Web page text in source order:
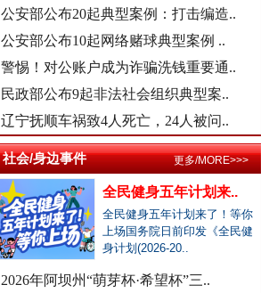
中国公众
中国公民
中国公共
衣柜里的秘密
公安部公布20起典型案例：打击编造..
公安部公布10起网络赌球典型案例 ..
警惕！对公账户成为诈骗洗钱重要通..
民政部公布9起非法社会组织典型案..
辽宁抚顺车祸致4人死亡，24人被问..
社会/身边事件
全民健身五年计划来..
全民健身五年计划来了！等你
上场国务院日前印发《全民健
身计划(2026-20..
2026年阿坝州“萌芽杯·希望杯”三..
更多/MORE>>>